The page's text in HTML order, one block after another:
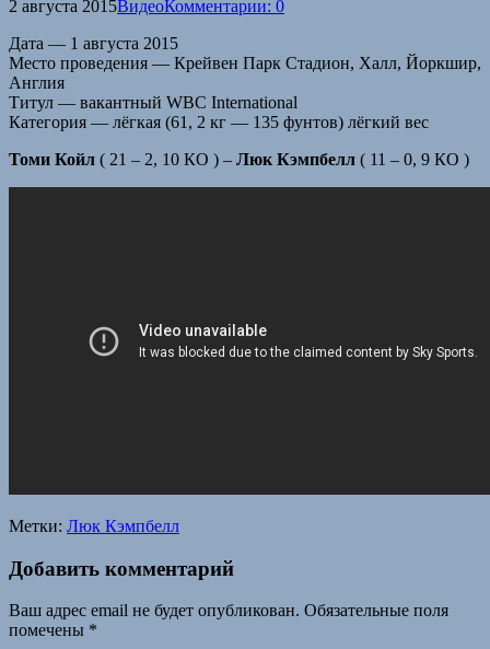
2 августа 2015ВидеоКомментарии: 0
Дата — 1 августа 2015
Место проведения — Крейвен Парк Стадион, Халл, Йоркшир,
Англия
Титул — вакантный WBC International
Категория — лёгкая (61, 2 кг — 135 фунтов) лёгкий вес
Томи Койл ( 21 – 2, 10 КО ) – Люк Кэмпбелл ( 11 – 0, 9 КО )
Метки: Люк Кэмпбелл
Добавить комментарий
Ваш адрес email не будет опубликован. Обязательные поля
помечены *